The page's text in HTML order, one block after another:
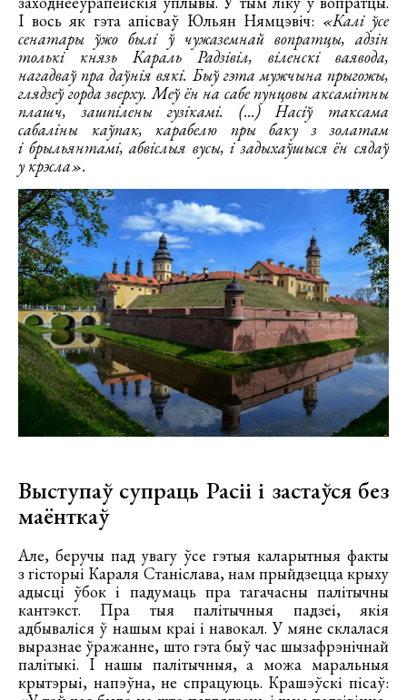
І вось як гэта апісваў Юльян Нямцэвіч: «Калі ўсе
сенатары ўжо былі ў чужаземнай вопратцы, адзін
толькі князь Караль Радзівіл, віленскі ваявода,
нагадваў пра даўнія вякі. Быў гэта мужчына прыгожы,
глядзеў горда зверху. Меў ён на сабе пунцовы аксамітны
плашч, зашпілены гузікамі. (...) Насіў таксама
сабаліны каўпак, карабелю пры баку з золатам
і брыльянтамі, абвіслыя вусы, і задыхаўшыся ён сядаў
у крэсла».
Выступаў супраць Расіі і застаўся без
маёнткаў
Але, беручы пад увагу ўсе гэтыя каларытныя факты
з гісторыі Караля Станіслава, нам прыйдзецца крыху
адысці ўбок і падумаць пра тагачасны палітычны
кантэкст. Пра тыя палітычныя падзеі, якія
адбываліся ў нашым краі і навокал. У мяне склалася
выразнае ўражанне, што гэта быў час шызафрэнічнай
палітыкі. І нашы палітычныя, а можа маральныя
крытэрыі, напэўна, не спрацуюць. Крашэўскі пісаў: